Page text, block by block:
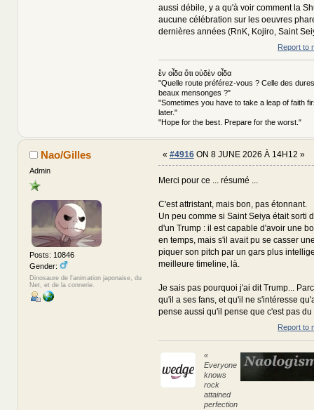
aussi débile, y a qu'à voir comment la
aucune célébration sur les oeuvres
dernières années (RnK, Kojiro, Saint
Report to
ἕν οἶδα ὅτι οὐδὲν οἶδα
"Quelle route préférez-vous ? Celle des
beaux mensonges ?"
"Sometimes you have to take a leap of faith
later."
"Hope for the best. Prepare for the worst."
Nao/Gilles
Admin
Posts: 10846
Gender:
Dinosaure de l'animation japonaise, du
Net, et de la connerie.
« #4916ON 8 JUNE 2026 À 14H12 »
Merci pour ce ... résumé ...
C'est attristant, mais bon, pas étonnant.
Un peu comme si Saint Seiya était sorti
d'un Trump : il est capable d'avoir une
en temps, mais s'il avait pu se casser
piquer son pitch par un gars plus
meilleure timeline, là.
Je sais pas pourquoi j'ai dit Trump...
qu'il a ses fans, et qu'il ne s'intéresse
pense aussi qu'il pense que c'est pas du
Report to
«
Everyone
knows
rock
attained
perfection